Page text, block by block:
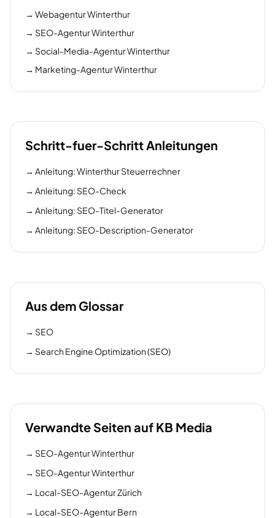
→ Webagentur Winterthur
→ SEO-Agentur Winterthur
→ Social-Media-Agentur Winterthur
→ Marketing-Agentur Winterthur
Schritt-fuer-Schritt Anleitungen
→ Anleitung: Winterthur Steuerrechner
→ Anleitung: SEO-Check
→ Anleitung: SEO-Titel-Generator
→ Anleitung: SEO-Description-Generator
Aus dem Glossar
→ SEO
→ Search Engine Optimization (SEO)
Verwandte Seiten auf KB Media
→ SEO-Agentur Winterthur
→ SEO-Agentur Winterthur
→ Local-SEO-Agentur Zürich
→ Local-SEO-Agentur Bern